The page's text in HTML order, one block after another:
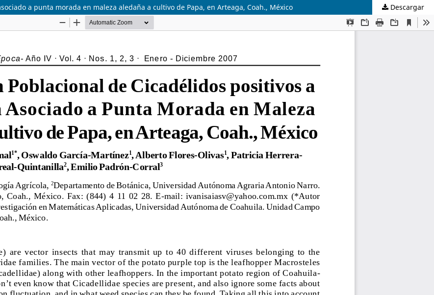
a punta morada en maleza aledaña a cultivo de Papa, en Arteaga, Coah., México Descargar